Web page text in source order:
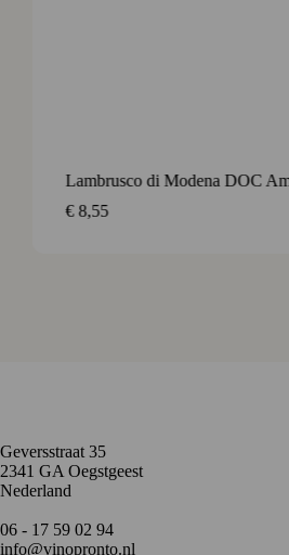
Geversstraat 35
2341 GA Oegstgeest
Nederland
06 - 17 59 02 94
info@vinopronto.nl